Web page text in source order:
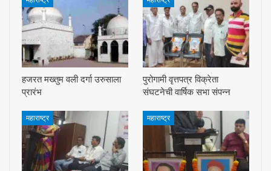
हजरत मख्तुम वली दर्गा उरुसाला
प्रारंभ
पुरोगामी वृत्तपत्र विक्रेता
संघटनेची वार्षिक सभा संपन्न
महाराष्ट्र महाराष्ट्र